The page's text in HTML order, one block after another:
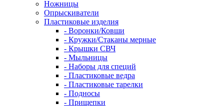
Ножницы
Опрыскиватели
Пластиковые изделия
- Воронки/Ковши
- Кружки/Стаканы мерные
- Крышки СВЧ
- Мыльницы
- Наборы для специй
- Пластиковые ведра
- Пластиковые тарелки
- Подносы
- Прищепки